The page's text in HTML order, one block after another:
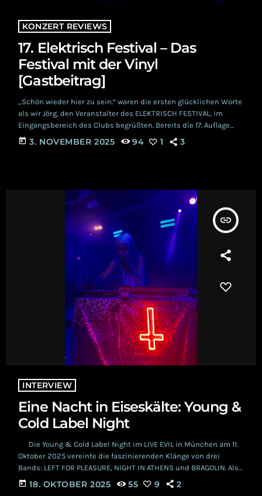
KONZERT REVIEWS
17. Elektrisch Festival – Das
Festival mit der Vinyl
[Gastbeitrag]
„Schön wieder hier zu sein.“ waren die ersten glücklichen Worte
als wir Jörg, den Veranstalter des ELEKTRISCH FESTIVAL, im
Eingangsbereich des Clubs begrüßten. Bereits die 17. Auflage
des Festivals fand am 25.10.2025 im Club Seilerstrasse in
Zwickau statt. Ein Club, wie man ihn sich in jeder Stadt
today 3. NOVEMBER 2025 94 1 3
insert_link
INTERVIEW
Eine Nacht in Eiseskälte: Young &
Cold Label Night
Die Young & Cold Label Night im LIVE EVIL in München am 11.
Oktober 2025 vereinte die faszinierenden Klänge von drei
Bands: LEFT FOR PLEASURE, NIGHT IN ATHENS und BRAGOLIN. Als
die Dunkelheit über die Stadt hereinbrach, erfüllten die
Rhythmen langsam die Luft und verwandelten den kleinen
today 18. OKTOBER 2025 55 9 2